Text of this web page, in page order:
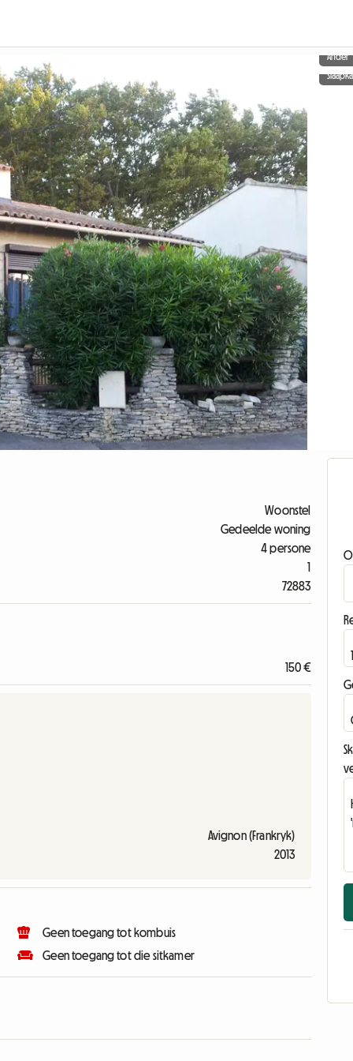
Ander
Woonstel
Gedeelde woning
4 persone
1
72883
150 €
Avignon (Frankryk)
2013
Geen toegang tot kombuis
Geen toegang tot die sitkamer